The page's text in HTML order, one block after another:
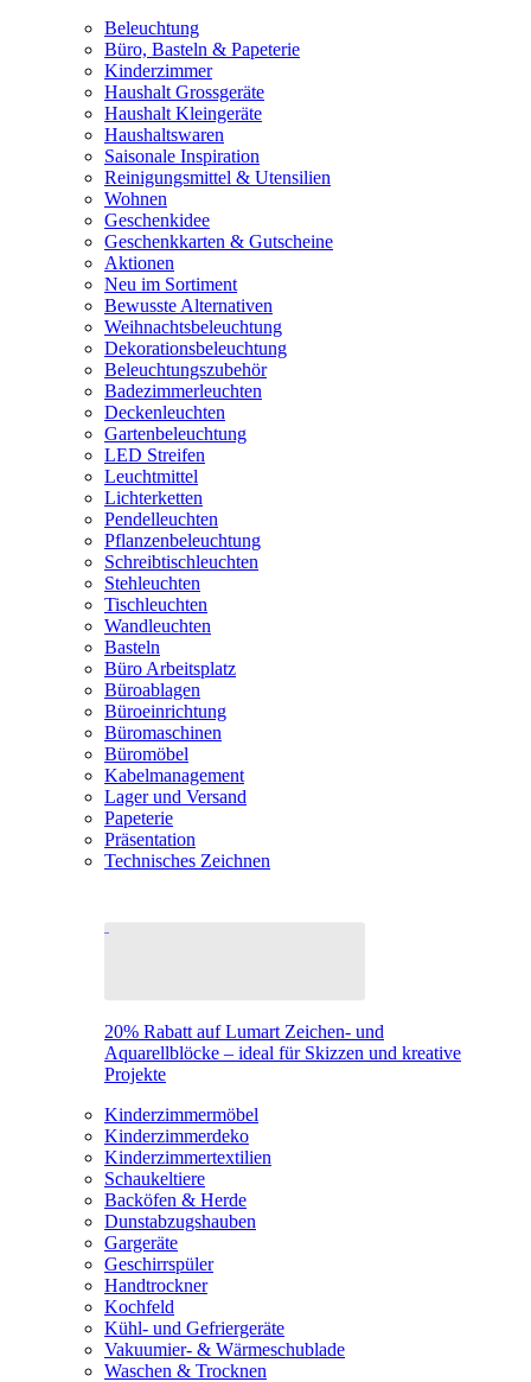
Beleuchtung
Büro, Basteln & Papeterie
Kinderzimmer
Haushalt Grossgeräte
Haushalt Kleingeräte
Haushaltswaren
Saisonale Inspiration
Reinigungsmittel & Utensilien
Wohnen
Geschenkidee
Geschenkkarten & Gutscheine
Aktionen
Neu im Sortiment
Bewusste Alternativen
Weihnachtsbeleuchtung
Dekorationsbeleuchtung
Beleuchtungszubehör
Badezimmerleuchten
Deckenleuchten
Gartenbeleuchtung
LED Streifen
Leuchtmittel
Lichterketten
Pendelleuchten
Pflanzenbeleuchtung
Schreibtischleuchten
Stehleuchten
Tischleuchten
Wandleuchten
Basteln
Büro Arbeitsplatz
Büroablagen
Büroeinrichtung
Büromaschinen
Büromöbel
Kabelmanagement
Lager und Versand
Papeterie
Präsentation
Technisches Zeichnen
20% Rabatt auf Lumart Zeichen- und
Aquarellblöcke – ideal für Skizzen und kreative
Projekte
Kinderzimmermöbel
Kinderzimmerdeko
Kinderzimmertextilien
Schaukeltiere
Backöfen & Herde
Dunstabzugshauben
Gargeräte
Geschirrspüler
Handtrockner
Kochfeld
Kühl- und Gefriergeräte
Vakuumier- & Wärmeschublade
Waschen & Trocknen